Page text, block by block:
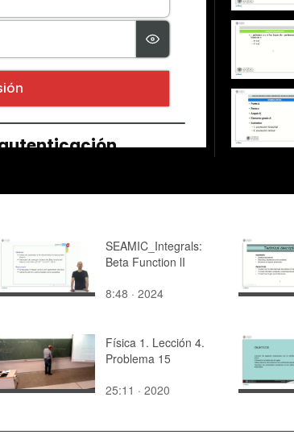
SEAMIC_Integrals:
Beta Function lI
8:48 · 2024
Física 1. Lección 4.
Problema 15
25:11 · 2020